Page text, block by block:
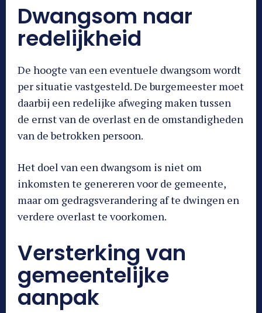
Dwangsom naar
redelijkheid
De hoogte van een eventuele dwangsom wordt
per situatie vastgesteld. De burgemeester moet
daarbij een redelijke afweging maken tussen
de ernst van de overlast en de omstandigheden
van de betrokken persoon.
Het doel van een dwangsom is niet om
inkomsten te genereren voor de gemeente,
maar om gedragsverandering af te dwingen en
verdere overlast te voorkomen.
Versterking van
gemeentelijke
aanpak